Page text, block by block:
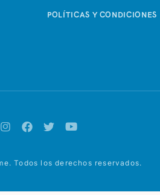
POLÍTICAS Y CONDICIONES
Todos los derechos reservados.